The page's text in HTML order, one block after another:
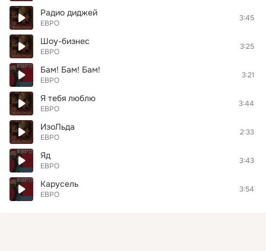
Радио диджей
ЕВРО
3:45
Шоу-бизнес
ЕВРО
3:25
Бам! Бам! Бам!
ЕВРО
3:21
Я тебя люблю
ЕВРО
3:44
ИзоЛьда
ЕВРО
2:33
Яд
ЕВРО
3:43
Карусель
ЕВРО
3:54